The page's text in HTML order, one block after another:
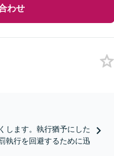
わせ
します。執行猶予にした
執行を回避するために迅